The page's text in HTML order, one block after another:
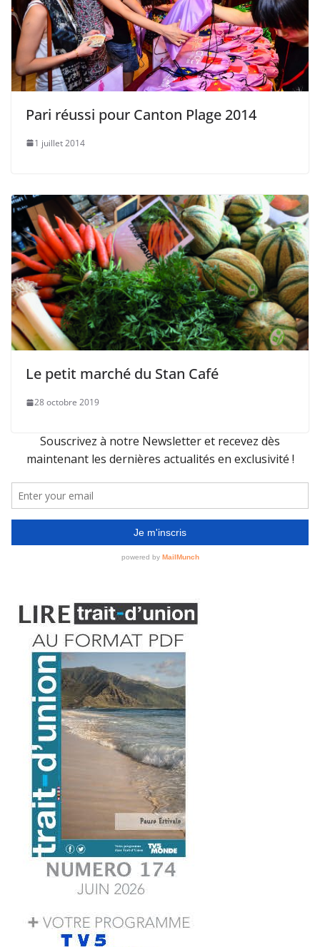
Pari réussi pour Canton Plage 2014
1 juillet 2014
Le petit marché du Stan Café
28 octobre 2019